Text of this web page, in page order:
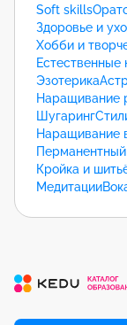
Soft skills
Здоровье и
Хобби и
Естественные
Эзотерика
Наращивание
Шугаринг
Наращивание
Кройка и
Медитации